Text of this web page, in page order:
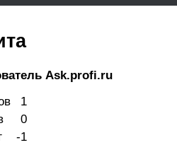
Ask.profi.ru
1
0
-1